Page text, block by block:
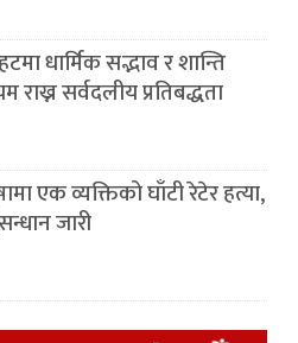
धार्मिक सद्भाव र शान्ति
राख्न सर्वदलीय प्रतिबद्धता
एक व्यक्तिको घाँटी रेटेर हत्या,
जारी